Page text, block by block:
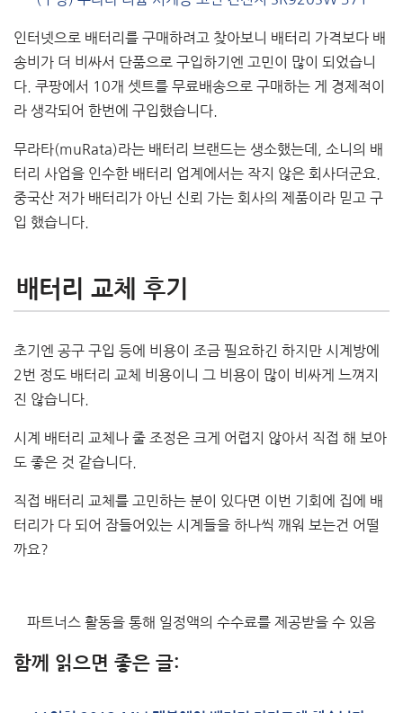
인터넷으로 배터리를 구매하려고 찾아보니 배터리 가격보다 배
송비가 더 비싸서 단품으로 구입하기엔 고민이 많이 되었습니
다. 쿠팡에서 10개 셋트를 무료배송으로 구매하는 게 경제적이
라 생각되어 한번에 구입했습니다.
무라타(muRata)라는 배터리 브랜드는 생소했는데, 소니의 배
터리 사업을 인수한 배터리 업계에서는 작지 않은 회사더군요.
중국산 저가 배터리가 아닌 신뢰 가는 회사의 제품이라 믿고 구
입 했습니다.
배터리 교체 후기
초기엔 공구 구입 등에 비용이 조금 필요하긴 하지만 시계방에
2번 정도 배터리 교체 비용이니 그 비용이 많이 비싸게 느껴지
진 않습니다.
시계 배터리 교체나 줄 조정은 크게 어렵지 않아서 직접 해 보아
도 좋은 것 같습니다.
직접 배터리 교체를 고민하는 분이 있다면 이번 기회에 집에 배
터리가 다 되어 잠들어있는 시계들을 하나씩 깨워 보는건 어떨
까요?
파트너스 활동을 통해 일정액의 수수료를 제공받을 수 있음
함께 읽으면 좋은 글: